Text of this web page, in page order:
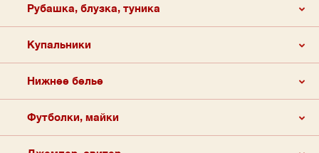
Рубашка, блузка, туника
Купальники
Нижнее белье
Футболки, майки